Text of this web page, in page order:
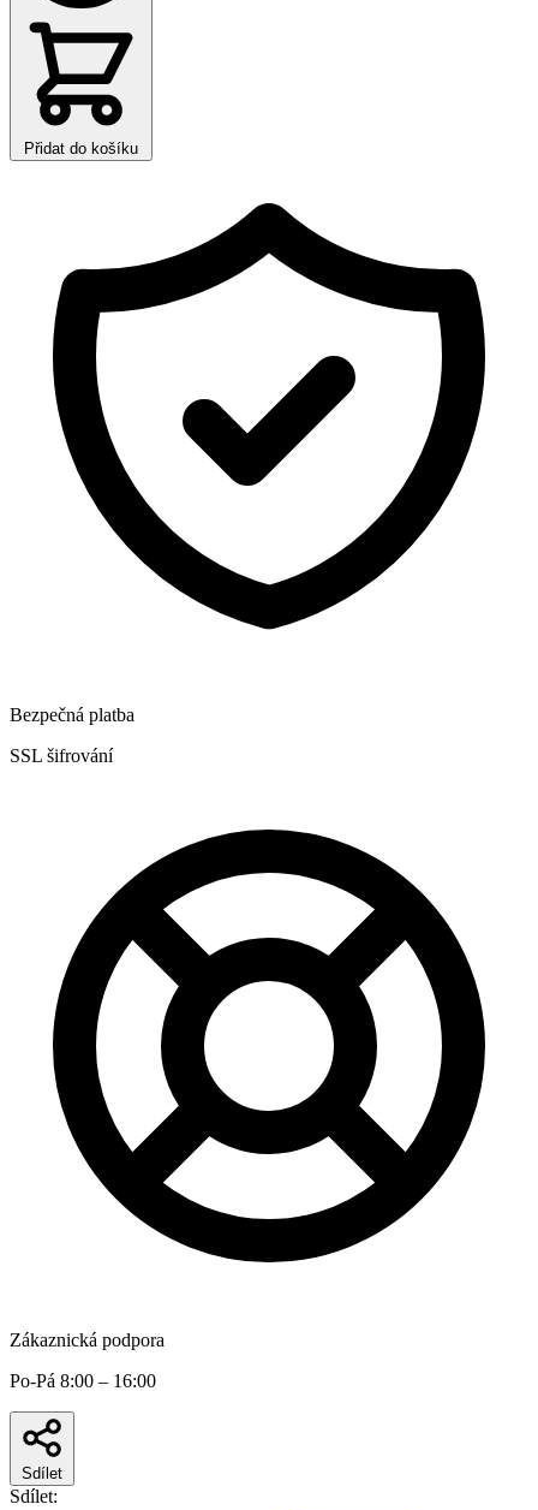
Přidat do košíku
Bezpečná platba
SSL šifrování
Zákaznická podpora
Po-Pá 8:00 – 16:00
Sdílet
Sdílet: